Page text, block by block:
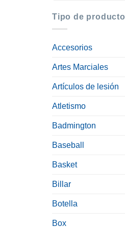
Tipo de producto
Accesorios
Artes Marciales
Artículos de lesión
Atletismo
Badmington
Baseball
Basket
Billar
Botella
Box